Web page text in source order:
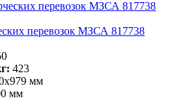
перевозок МЗСА 817738
423
мм
мм